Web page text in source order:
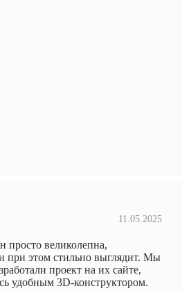
11.05.2025
просто великолепна,
при этом стильно выглядит. Мы
проект на их сайте,
удобным 3D-конструктором.